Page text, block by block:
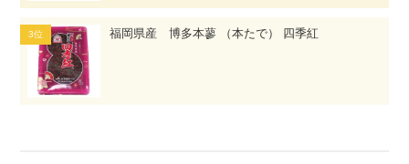
福岡県産 博多本蓼 （本たで） 四季紅